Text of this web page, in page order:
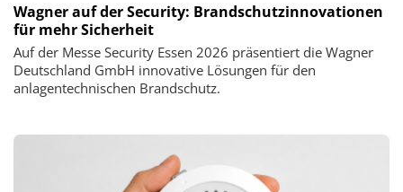
Wagner auf der Security: Brandschutzinnovationen
für mehr Sicherheit
Auf der Messe Security Essen 2026 präsentiert die Wagner
Deutschland GmbH innovative Lösungen für den
anlagentechnischen Brandschutz.